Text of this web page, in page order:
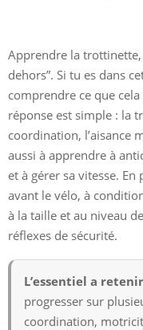
Apprendre la trottinette,
dehors”. Si tu es dans
comprendre ce que
réponse est simple : la
coordination, l’aisance
aussi à apprendre à
et à gérer sa vitesse.
avant le vélo, à
à la taille et au niveau
réflexes de sécurité.
L’essentiel a
progresser sur
coordination,